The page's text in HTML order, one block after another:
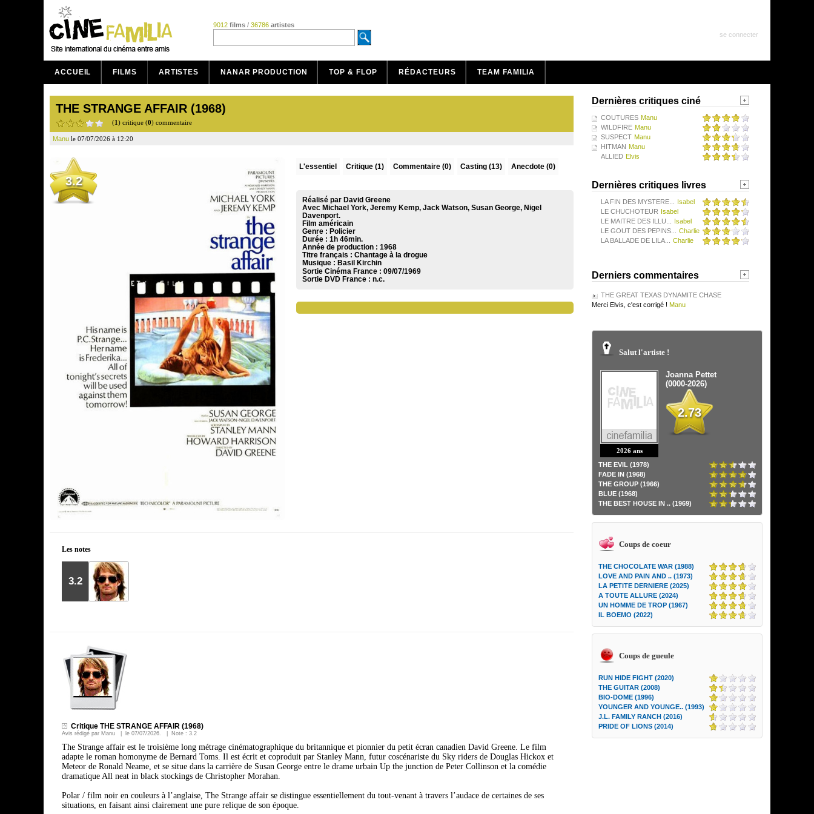
9012 films / 36786 artistes
se connecter
ACCUEIL FILMS ARTISTES NANAR PRODUCTION TOP & FLOP RÉDACTEURS TEAM FAMILIA
THE STRANGE AFFAIR (1968)
(1) critique (0) commentaire
Manu le 07/07/2026 à 12:20
3.2
L'essentiel Critique(1) Commentaire(0) Casting (13) Anecdote (0)
Réalisé par David Greene
Avec Michael York, Jeremy Kemp, Jack Watson, Susan George, Nigel
Davenport.
Film américain
Genre : Policier
Durée : 1h 46min.
Année de production : 1968
Titre français : Chantage à la drogue
Musique : Basil Kirchin
Sortie Cinéma France : 09/07/1969
Sortie DVD France : n.c.
Les notes
3.2
Critique THE STRANGE AFFAIR (1968)
Avis rédigé par Manu | le 07/07/2026 . | Note : 3.2
The Strange affair est le troisième long métrage cinématographique du britannique et pionnier du petit écran canadien David Greene. Le film
adapte le roman homonyme de Bernard Toms. Il est écrit et coproduit par Stanley Mann, futur coscénariste du Sky riders de Douglas Hickox et
Meteor de Ronald Neame, et se situe dans la carrière de Susan George entre le drame urbain Up the junction de Peter Collinson et la comédie
dramatique All neat in black stockings de Christopher Morahan.
Polar / film noir en couleurs à l’anglaise, The Strange affair se distingue essentiellement du tout-venant à travers l’audace de certaines de ses
situations, en faisant ainsi clairement une pure relique de son époque.
Dernières critiques ciné
COUTURES Manu
WILDFIRE Manu
SUSPECT Manu
HITMAN Manu
ALLIED Elvis
Dernières critiques livres
LA FIN DES MYSTERE...
Isabel
LE CHUCHOTEUR Isabel
LE MAITRE DES ILLU...
Isabel
LE GOUT DES PEPINS...
Charlie
LA BALLADE DE LILA...
Charlie
Derniers commentaires
THE GREAT TEXAS DYNAMITE CHASE
Merci Elvis, c'est corrigé ! Manu
Salut l'artiste !
2026 ans
Joanna Pettet
(0000-2026)
2.73
THE EVIL (1978)
FADE IN (1968)
THE GROUP (1966)
BLUE (1968)
THE BEST HOUSE IN .. (1969)
Coups de coeur
THE CHOCOLATE WAR (1988)
LOVE AND PAIN AND .. (1973)
LA PETITE DERNIERE (2025)
A TOUTE ALLURE (2024)
UN HOMME DE TROP (1967)
IL BOEMO (2022)
Coups de gueule
RUN HIDE FIGHT (2020)
THE GUITAR (2008)
BIO-DOME (1996)
YOUNGER AND YOUNGE.. (1993)
J.L. FAMILY RANCH (2016)
PRIDE OF LIONS (2014)